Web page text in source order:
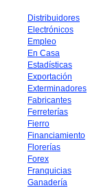
Distribuidores
Electrónicos
Empleo
En Casa
Estadísticas
Exportación
Exterminadores
Fabricantes
Ferreterías
Fierro
Financiamiento
Florerías
Forex
Franquicias
Ganadería